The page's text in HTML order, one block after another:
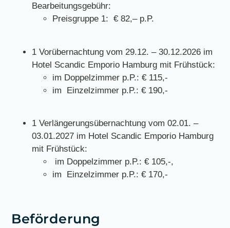
Bearbeitungsgebühr:
Preisgruppe 1: € 82,– p.P.
1 Vorübernachtung vom 29.12. – 30.12.2026 im
Hotel Scandic Emporio Hamburg mit Frühstück:
im Doppelzimmer p.P.: € 115,-
im Einzelzimmer p.P.: € 190,-
1 Verlängerungsübernachtung vom 02.01. –
03.01.2027 im Hotel Scandic Emporio Hamburg
mit Frühstück:
im Doppelzimmer p.P.: € 105,-,
im Einzelzimmer p.P.: € 170,-
Beförderung